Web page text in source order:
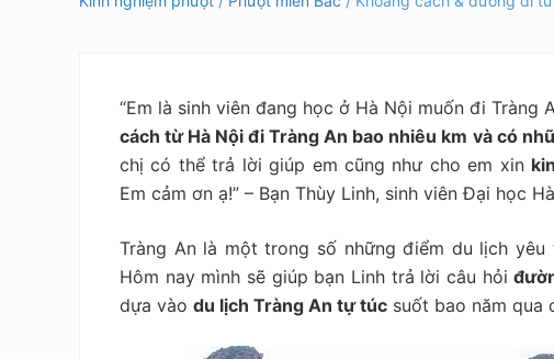
“Em là sinh viên đang học ở Hà Nội muốn đi Tràng
cách từ Hà Nội đi Tràng An bao nhiêu km và có
chị có thể trả lời giúp em cũng như cho em xin
Em cảm ơn ạ!” – Bạn Thùy Linh, sinh viên Đại học
Tràng An là một trong số những điểm du lịch
Hôm nay mình sẽ giúp bạn Linh trả lời câu hỏi
dựa vào du lịch Tràng An tự túc suốt bao năm qua